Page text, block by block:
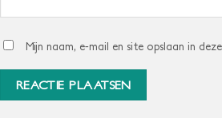
Mijn naam, e-mail en site opslaan in